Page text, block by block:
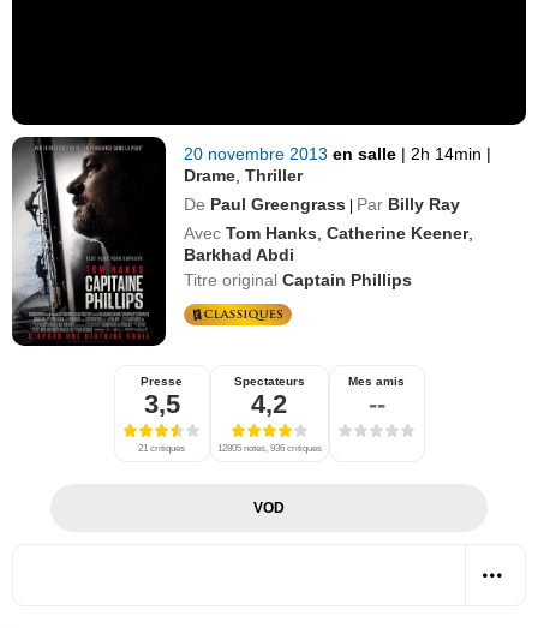
20 novembre 2013en salle | 2h 14min |
Drame ,Thriller
De Paul Greengrass | Par Billy Ray
Avec Tom Hanks ,Catherine Keener,
Barkhad Abdi
Titre originalCaptain Phillips
Presse
3,5
21 critiques
Spectateurs
4,2
12805 notes, 936 critiques
Mes amis
--
VOD